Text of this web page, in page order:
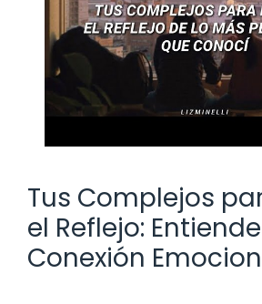
Tus Complejos
el Reflejo:
Conexión